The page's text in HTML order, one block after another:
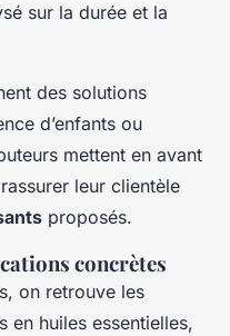
sur la durée et la
des solutions
d’enfants ou
mettent en avant
leur clientèle
proposés.
concrètes
on retrouve les
en huiles essentielles,